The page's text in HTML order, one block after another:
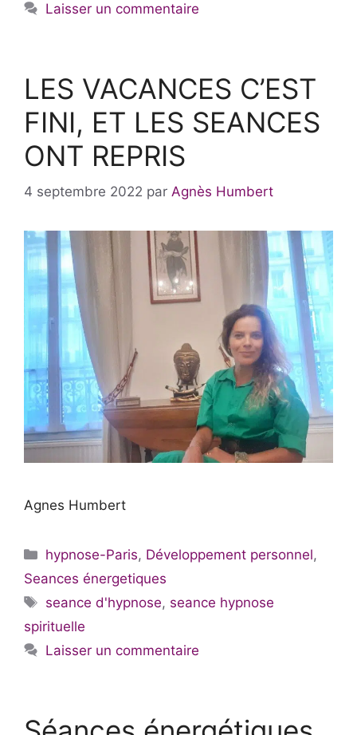
Laisser un commentaire
LES VACANCES C’EST
FINI, ET LES SEANCES
ONT REPRIS
4 septembre 2022 par Agnès Humbert
Agnes Humbert
Catégories
hypnose-Paris, Développement personnel,
Seances énergetiques
Étiquettes
seance d'hypnose, seance hypnose
spirituelle
Laisser un commentaire